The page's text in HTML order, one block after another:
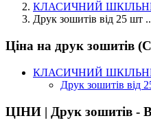
КЛАСИЧНИЙ
Друк зошитів від 25 шт
Ціна на друк зошитів
КЛАСИЧНИЙ
Друк зошитів від
ЦІНИ | Друк зошитів -